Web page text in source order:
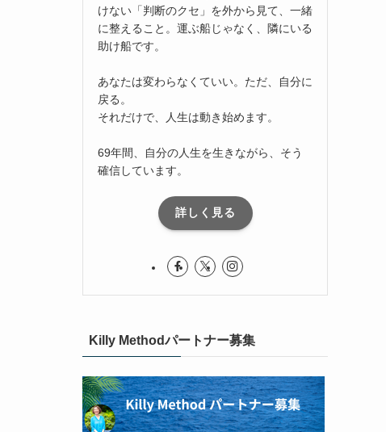
けない「判断のクセ」を外から見て、一緒
に整えること。運ぶ船じゃなく、隣にいる
助け船です。
あなたは変わらなくていい。ただ、自分に
戻る。
それだけで、人生は動き始めます。
69年間、自分の人生を生きながら、そう
確信しています。
詳しく見る
Killy Methodパートナー募集